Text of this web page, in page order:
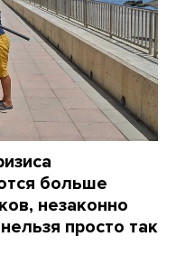
больше
незаконно
просто так